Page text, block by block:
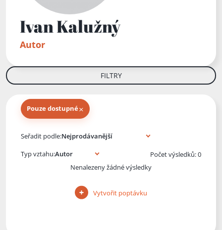
Ivan Kalužný
Autor
FILTRY
Pouze dostupné×
Seřadit podle:
Typ vztahu:
Počet výsledků: 0
Nenalezeny žádné výsledky
Vytvořit poptávku